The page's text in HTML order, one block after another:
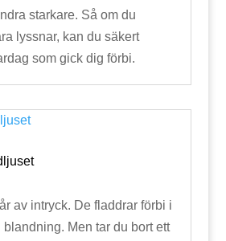
starkare. Så om du
lyssnar, kan du säkert
som gick dig förbi.
av intryck. De fladdrar förbi i
Men tar du bort ett